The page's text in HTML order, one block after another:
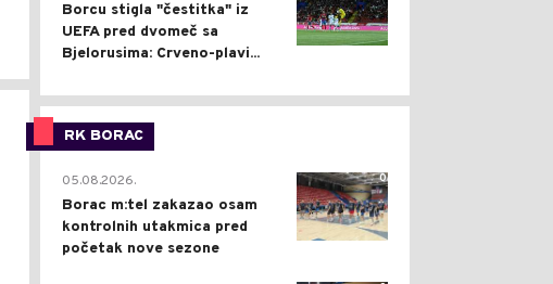
Borcu stigla "čestitka" iz
UEFA pred dvomeč sa
Bjelorusima: Crveno-plavi...
RK BORAC
0
05.08.2026.
Borac m:tel zakazao osam
kontrolnih utakmica pred
početak nove sezone